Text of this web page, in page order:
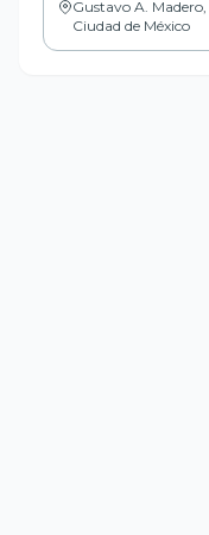
Gustavo A. Madero,
Ciudad de México